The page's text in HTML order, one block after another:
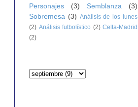
Personajes
(3) Semblanza
(3)
Sobremesa (3) Análisis de los lunes
(2) Análisis futbolístico (2) Celta-Madrid
(2)